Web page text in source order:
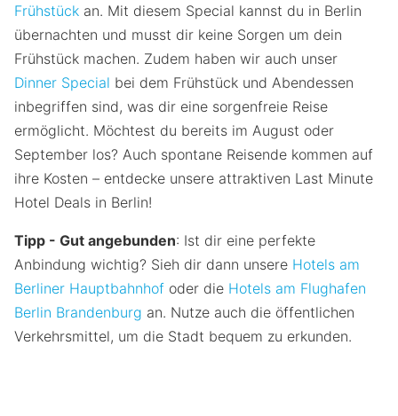
Frühstück an. Mit diesem Special kannst du in Berlin
übernachten und musst dir keine Sorgen um dein
Frühstück machen. Zudem haben wir auch unser
Dinner Special bei dem Frühstück und Abendessen
inbegriffen sind, was dir eine sorgenfreie Reise
ermöglicht. Möchtest du bereits im August oder
September los? Auch spontane Reisende kommen auf
ihre Kosten – entdecke unsere attraktiven Last Minute
Hotel Deals in Berlin!
Tipp - Gut angebunden: Ist dir eine perfekte
Anbindung wichtig? Sieh dir dann unsere Hotels am
Berliner Hauptbahnhof oder die Hotels am Flughafen
Berlin Brandenburg an. Nutze auch die öffentlichen
Verkehrsmittel, um die Stadt bequem zu erkunden.